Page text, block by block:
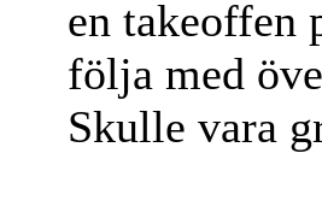
en takeoffen
följa med
Skulle vara